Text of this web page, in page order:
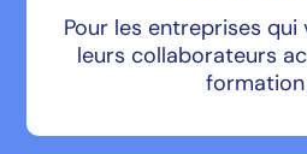
Pour les entreprises
leurs collaborateurs
formation